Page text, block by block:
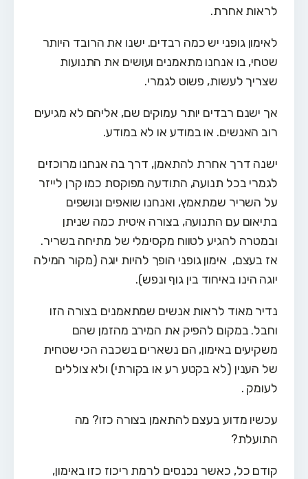
לראות אחרת.
לאימון גופני יש כמה רבדים. ישנו את הרובד היותר
שטחי, בו אנחנו מתאמנים ועושים את התנועות
שצריך לעשות, פשוט לגמרי.
אך ישנם רבדים יותר עמוקים שם, אליהם לא מגיעים
רוב האנשים. או במודע או לא במודע.
ישנה דרך אחרת להתאמן, דרך בה אנחנו מרוכזים
לגמרי בכל תנועה, התודעה מפוקסת כמו קרן לייזר
על השריר שמתאמץ, ואנחנו שואפים ונושפים
בתיאום עם התנועה, בצורה איטית כמה שניתן
ובמטרה להגיע לטווח מקסימלי של מתיחה בשריר.
אז בעצם, אימון גופני הופך להיות יוגה (מקור המילה
יוגה הינו באיחוד בין גוף ונפש).
נדיר מאוד לראות אנשים שמתאמנים בצורה הזו
וחבל. במקום להפיק את המירב מהזמן שהם
משקיעים באימון, הם נשארים בשכבה הכי שטחית
של הענין (לא בקטע רע או בקורתי) ולא צוללים
לעומק .
עכשיו מדוע בעצם להתאמן בצורה כזו? מה
התועלת?
קודם כל, כאשר נכנסים לרמת ריכוז כזו באימון,